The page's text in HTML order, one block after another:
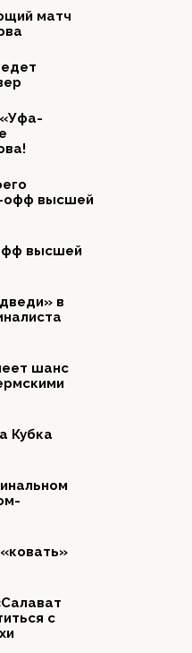
матч
офф высшей
высшей
в
шанс
Кубка
с